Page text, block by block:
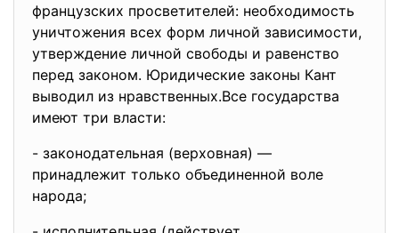
французских просветителей: необходимость
уничтожения всех форм личной зависимости,
утверждение личной свободы и равенство
перед законом. Юридические законы Кант
выводил из нравственных.Все государства
имеют три власти:
- законодательная (верховная) —
принадлежит только объединенной воле
народа;